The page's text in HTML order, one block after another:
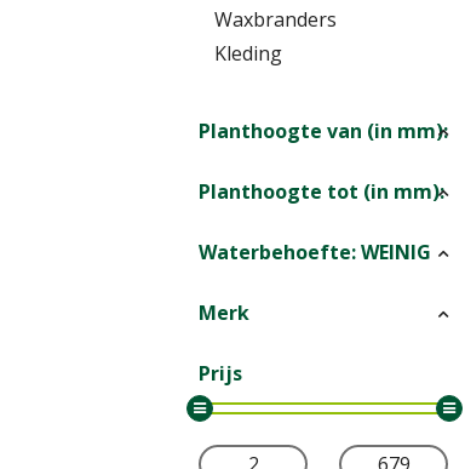
Waxbranders
Kleding
Planthoogte van (in mm):
Planthoogte tot (in mm):
Waterbehoefte: WEINIG
Merk
Prijs